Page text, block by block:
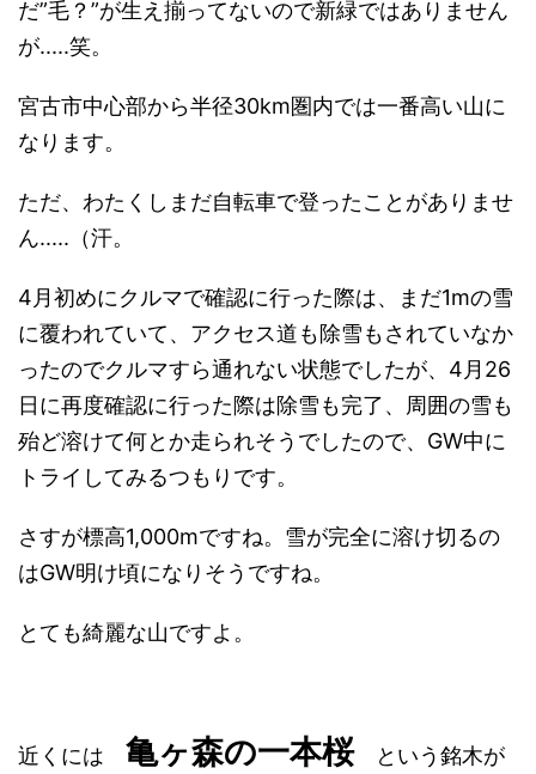
だ”毛？”が生え揃ってないので新緑ではありません
が.....笑。
宮古市中心部から半径30km圏内では一番高い山に
なります。
ただ、わたくしまだ自転車で登ったことがありませ
ん.....（汗。
4月初めにクルマで確認に行った際は、まだ1mの雪
に覆われていて、アクセス道も除雪もされていなか
ったのでクルマすら通れない状態でしたが、4月26
日に再度確認に行った際は除雪も完了、周囲の雪も
殆ど溶けて何とか走られそうでしたので、GW中に
トライしてみるつもりです。
さすが標高1,000mですね。雪が完全に溶け切るの
はGW明け頃になりそうですね。
とても綺麗な山ですよ。
近くには 亀ヶ森の一本桜という銘木が